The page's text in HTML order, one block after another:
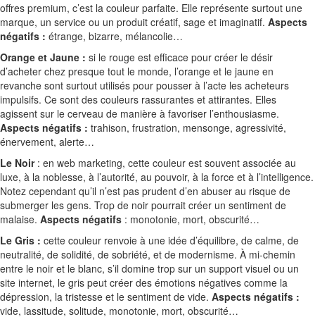
offres premium, c’est la couleur parfaite. Elle représente surtout une
marque, un service ou un produit créatif, sage et imaginatif. Aspects
négatifs : étrange, bizarre, mélancolie…
Orange et Jaune : si le rouge est efficace pour créer le désir
d’acheter chez presque tout le monde, l’orange et le jaune en
revanche sont surtout utilisés pour pousser à l’acte les acheteurs
impulsifs. Ce sont des couleurs rassurantes et attirantes. Elles
agissent sur le cerveau de manière à favoriser l’enthousiasme.
Aspects négatifs : trahison, frustration, mensonge, agressivité,
énervement, alerte…
Le Noir: en web marketing, cette couleur est souvent associée au
luxe, à la noblesse, à l’autorité, au pouvoir, à la force et à l’intelligence.
Notez cependant qu’il n’est pas prudent d’en abuser au risque de
submerger les gens. Trop de noir pourrait créer un sentiment de
malaise. Aspects négatifs : monotonie, mort, obscurité…
Le Gris : cette couleur renvoie à une idée d’équilibre, de calme, de
neutralité, de solidité, de sobriété, et de modernisme. À mi-chemin
entre le noir et le blanc, s’il domine trop sur un support visuel ou un
site internet, le gris peut créer des émotions négatives comme la
dépression, la tristesse et le sentiment de vide. Aspects négatifs :
vide, lassitude, solitude, monotonie, mort, obscurité…